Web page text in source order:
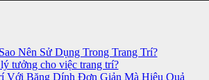
Nên Sử Dụng Trong Trang Trí?
tưởng cho việc trang trí?
Với Băng Dính Đơn Giản Mà Hiệu Quả